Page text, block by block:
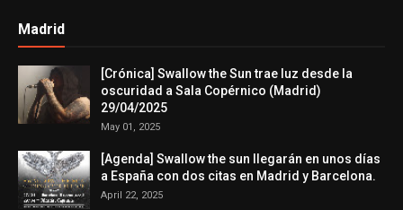
Madrid
[Crónica] Swallow the Sun trae luz desde la
oscuridad a Sala Copérnico (Madrid)
29/04/2025
May 01, 2025
[Agenda] Swallow the sun llegarán en unos días
a España con dos citas en Madrid y Barcelona.
April 22, 2025